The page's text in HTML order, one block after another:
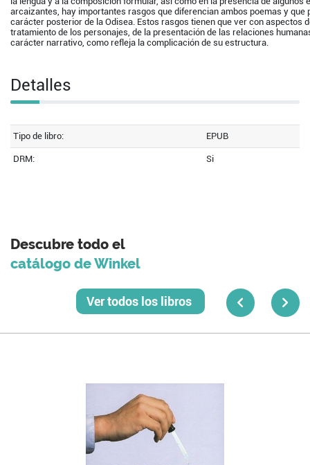
arcaizantes, hay importantes rasgos que diferencian ambos poemas y que
carácter posterior de la Odisea. Estos rasgos tienen que ver con aspectos
tratamiento de los personajes, de la presentación de las relaciones
carácter narrativo, como refleja la complicación de su estructura.
Detalles
Tipo de libro: EPUB
DRM: Si
Descubre todo el
catálogo de Winkel
Ver todos los libros